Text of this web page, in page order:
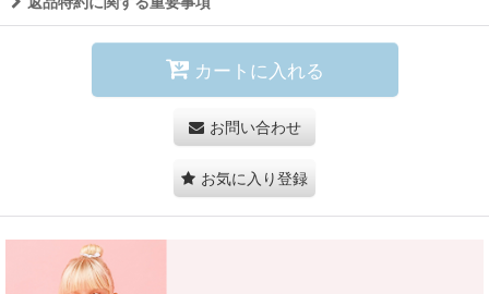
カートに入れる
お問い合わせ
お気に入り登録